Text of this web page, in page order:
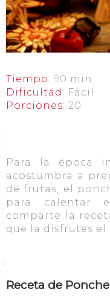
Tiempo: 90 min
Dificultad: Fácil
Porciones: 20
Para la época
acostumbra a
de frutas, el
para calentar
comparte la
que la disfrutes el
Receta de